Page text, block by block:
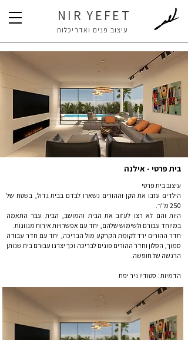
NIR YEFET
עיצוב פנים ואדריכלות
בית פרטי - אילנה
עיצוב בית פרטי
הילדים עזבו את הקן וההורים נשארו לבדם בבית גדול, בשטח של
250 מ"ר.
היות והם לא רצו לעזוב את הבית והמושב, הבית עבר התאמה
במיוחד עבורם ולשימוש שלהם, יחד עם אפשרויות אירוח מגוונות.
חדר ההורים ירד לקומת הקרקע מול הבריכה, יחד עם חדר עבודה
סמוך, הסלון וחדר ההורים פונים לבריכה וכך יצרנו עבורם בית שנותן
הרגשה של חופשה.
הדמיות : סטודיו ניר יפת